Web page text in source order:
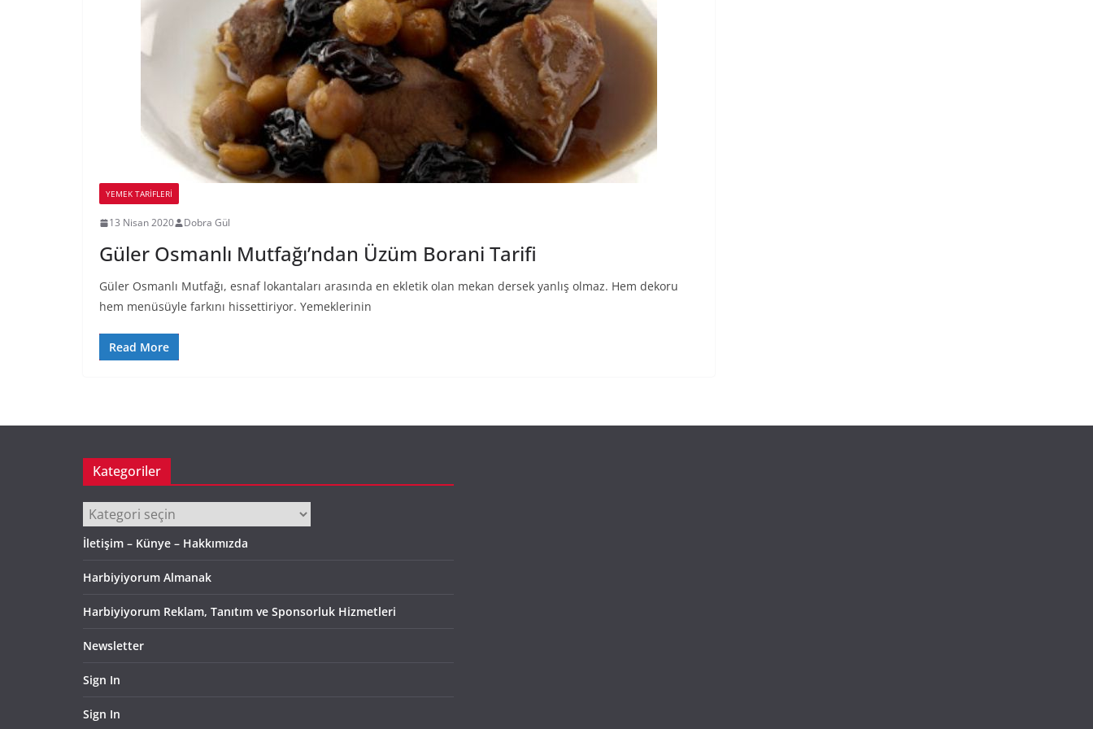
YEMEK TARİFLERİ
13 Nisan 2020 Dobra Gül
Güler Osmanlı Mutfağı’ndan Üzüm Borani Tarifi
Güler Osmanlı Mutfağı, esnaf lokantaları arasında en ekletik olan mekan dersek yanlış olmaz. Hem dekoru
hem menüsüyle farkını hissettiriyor. Yemeklerinin
Read More
Kategoriler
Kategoriler
İletişim – Künye – Hakkımızda
Harbiyiyorum Almanak
Harbiyiyorum Reklam, Tanıtım ve Sponsorluk Hizmetleri
Newsletter
Sign In
Sign In